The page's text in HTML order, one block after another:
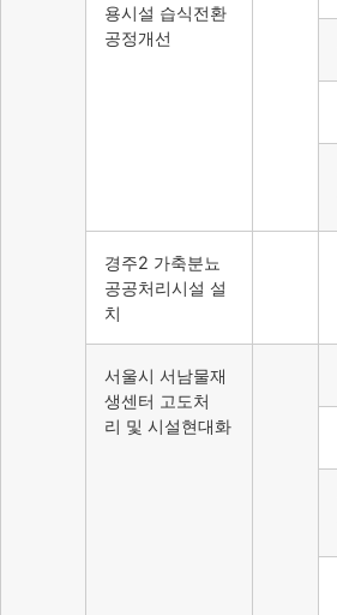
용시설 습식전환
공정개선
경주2 가축분뇨
공공처리시설 설
치
서울시 서남물재
생센터 고도처
리 및 시설현대화